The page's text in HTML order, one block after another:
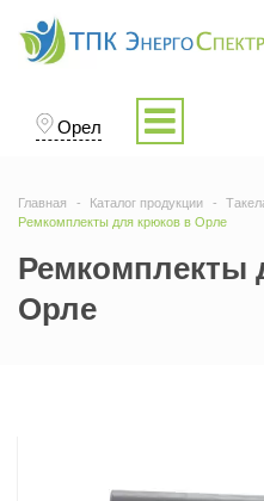
Орел
Главная Каталог продукции
Ремкомплекты для крюков в Орле
Ремкомплекты
Орле